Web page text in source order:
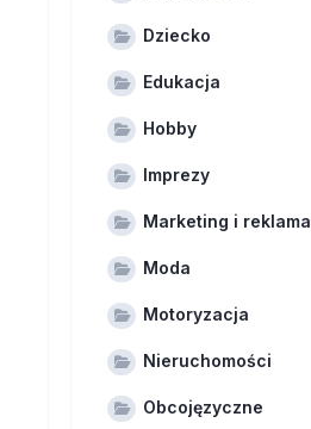
Dziecko
Edukacja
Hobby
Imprezy
Marketing i reklama
Moda
Motoryzacja
Nieruchomości
Obcojęzyczne